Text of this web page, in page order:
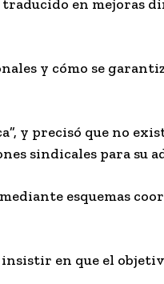
en mejoras
y cómo se
y precisó que no
sindicales para su
esquemas
insistir en que el